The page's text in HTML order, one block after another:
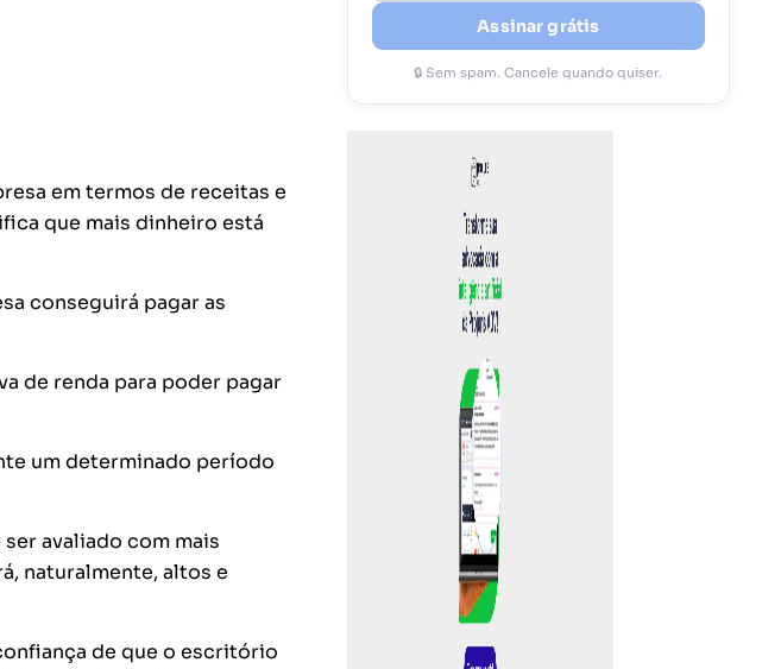
em termos de receitas e
que mais dinheiro está
conseguirá pagar as
de renda para poder pagar
um determinado período
avaliado com mais
naturalmente, altos e
de que o escritório
Assinar grátis
🔒 Sem spam. Cancele quando quiser.